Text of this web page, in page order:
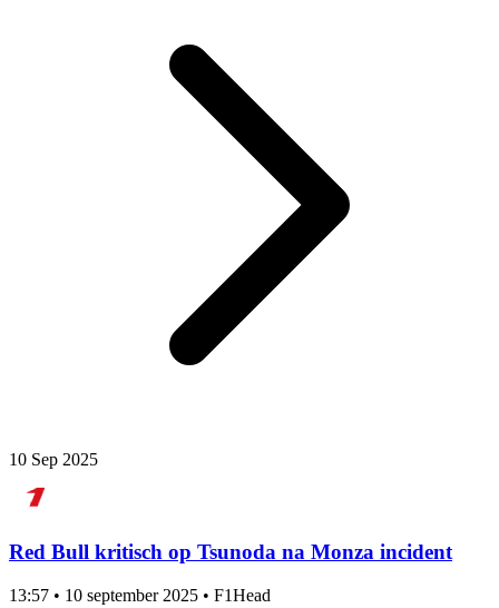
10 Sep 2025
Red Bull kritisch op Tsunoda na Monza incident
13:57 • 10 september 2025 • F1Head